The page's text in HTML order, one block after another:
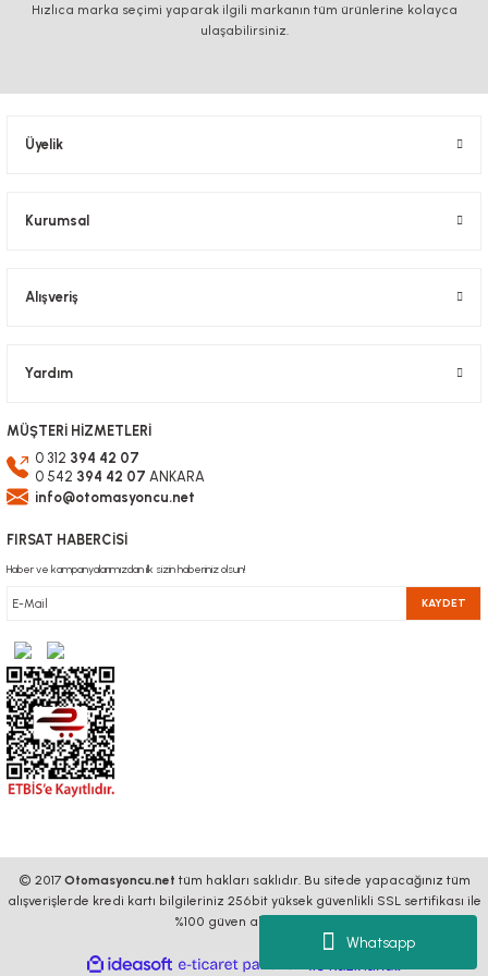
Whatsapp
Görüş ve önerileriniz için teşekkür ederiz.
Hızlıca marka seçimi yaparak ilgili markanın tüm ürünlerine kolayca
ulaşabilirsiniz.
Üyelik
Kurumsal
Alışveriş
Yardım
MÜŞTERİ HİZMETLERİ
0 312 394 42 07
0 542 394 42 07 ANKARA
info@otomasyoncu.net
FIRSAT HABERCİSİ
Haber ve kampanyalarımızdan ilk sizin haberiniz olsun!
KAYDET
© 2017 Otomasyoncu.net tüm hakları saklıdır. Bu sitede yapacağınız tüm
alışverişlerde kredi kartı bilgileriniz 256bit yüksek güvenlikli SSL sertifikası ile
%100 güven altındadır.
ideasoft